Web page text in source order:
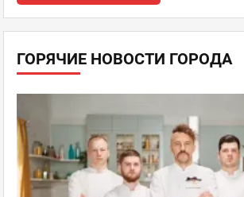
ГОРЯЧИЕ НОВОСТИ ГОРОДА